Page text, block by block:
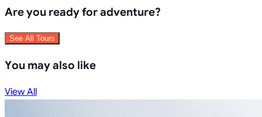
Are you ready for adventure?
See All Tours
You may also like
View All